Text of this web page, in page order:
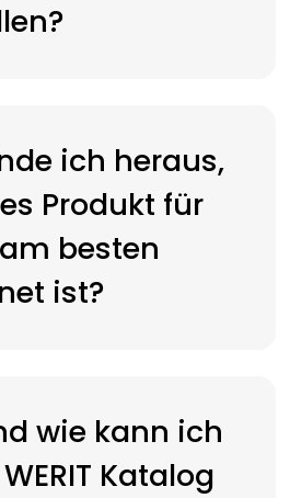
ich heraus,
Produkt für
besten
ist?
wie kann ich
WERIT Katalog